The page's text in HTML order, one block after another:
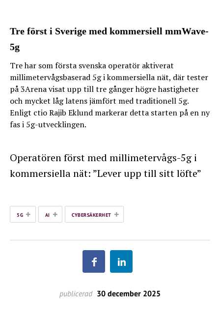
Tre först i Sverige med kommersiell mmWave-
5g
Tre har som första svenska operatör aktiverat
millimetervågsbaserad 5g i kommersiella nät, där tester
på 3Arena visat upp till tre gånger högre hastigheter
och mycket låg latens jämfört med traditionell 5g.
Enligt ctio Rajib Eklund markerar detta starten på en ny
fas i 5g-utvecklingen.
Operatören först med millimetervågs-5g i
kommersiella nät: ”Lever upp till sitt löfte”
5G + AI + CYBERSÄKERHET +
publicerad 30 december 2025